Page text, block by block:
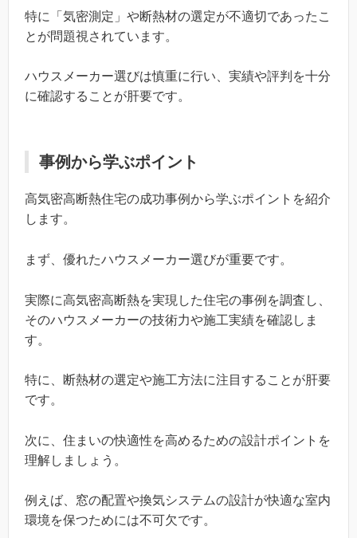
特に「気密測定」や断熱材の選定が不適切であったこ
とが問題視されています。
ハウスメーカー選びは慎重に行い、実績や評判を十分
に確認することが肝要です。
事例から学ぶポイント
高気密高断熱住宅の成功事例から学ぶポイントを紹介
します。
まず、優れたハウスメーカー選びが重要です。
実際に高気密高断熱を実現した住宅の事例を調査し、
そのハウスメーカーの技術力や施工実績を確認しま
す。
特に、断熱材の選定や施工方法に注目することが肝要
です。
次に、住まいの快適性を高めるための設計ポイントを
理解しましょう。
例えば、窓の配置や換気システムの設計が快適な室内
環境を保つためには不可欠です。